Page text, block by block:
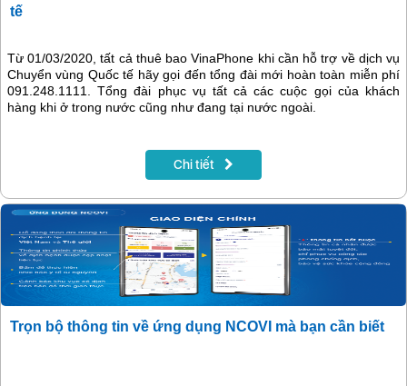
tế
Từ 01/03/2020, tất cả thuê bao VinaPhone khi cần hỗ trợ về dịch vụ
Chuyển vùng Quốc tế hãy gọi đến tổng đài mới hoàn toàn miễn phí
091.248.1111. Tổng đài phục vụ tất cả các cuộc gọi của khách
hàng khi ở trong nước cũng như đang tại nước ngoài.
Chi tiết
Trọn bộ thông tin về ứng dụng NCOVI mà bạn cần biết